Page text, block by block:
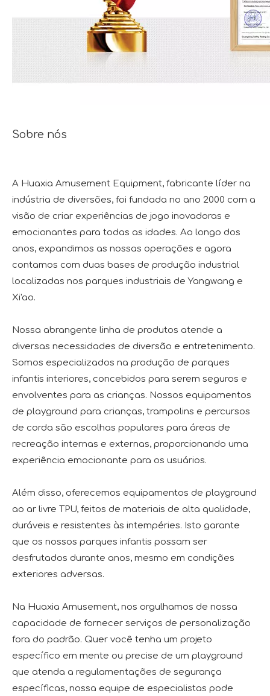
Sobre nós
A Huaxia Amusement Equipment, fabricante líder na
indústria de diversões, foi fundada no ano 2000 com a
visão de criar experiências de jogo inovadoras e
emocionantes para todas as idades. Ao longo dos
anos, expandimos as nossas operações e agora
contamos com duas bases de produção industrial
localizadas nos parques industriais de Yangwang e
Xi'ao.
Nossa abrangente linha de produtos atende a
diversas necessidades de diversão e entretenimento.
Somos especializados na produção de parques
infantis interiores, concebidos para serem seguros e
envolventes para as crianças. Nossos equipamentos
de playground para crianças, trampolins e percursos
de corda são escolhas populares para áreas de
recreação internas e externas, proporcionando uma
experiência emocionante para os usuários.
Além disso, oferecemos equipamentos de playground
ao ar livre TPU, feitos de materiais de alta qualidade,
duráveis ​​e resistentes às intempéries. Isto garante
que os nossos parques infantis possam ser
desfrutados durante anos, mesmo em condições
exteriores adversas.
Na Huaxia Amusement, nos orgulhamos de nossa
capacidade de fornecer serviços de personalização
fora do padrão. Quer você tenha um projeto
específico em mente ou precise de um playground
que atenda a regulamentações de segurança
específicas, nossa equipe de especialistas pode